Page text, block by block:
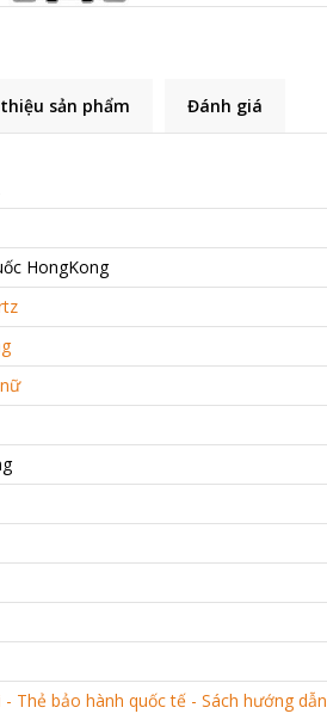
sản phẩm Đánh giá
HongKong
- Thẻ bảo hành quốc tế - Sách hướng dẫn